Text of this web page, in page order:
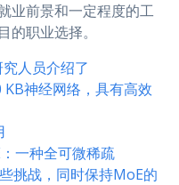
业前景和一定程度的工
职业选择。
人员介绍了
神经网络，具有高效
一种全可微稀疏
挑战，同时保持MoE的